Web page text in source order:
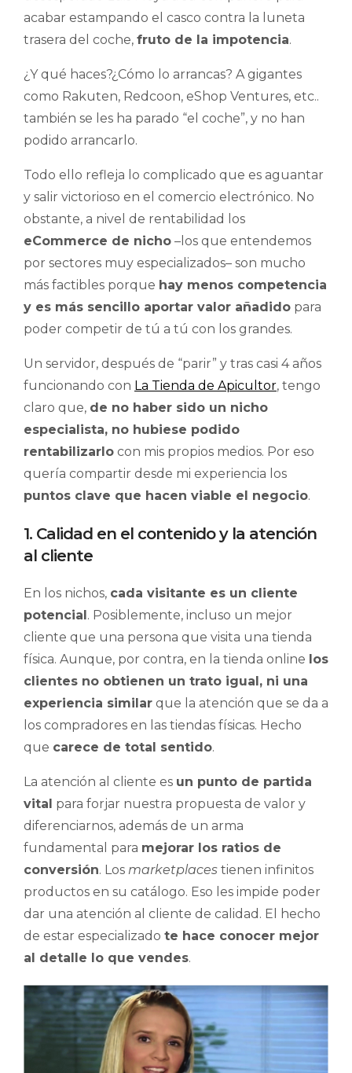
acabar estampando el casco contra la luneta
trasera del coche, fruto de la impotencia.
¿Y qué haces?¿Cómo lo arrancas? A gigantes
como Rakuten, Redcoon, eShop Ventures, etc..
también se les ha parado “el coche”, y no han
podido arrancarlo.
Todo ello refleja lo complicado que es aguantar
y salir victorioso en el comercio electrónico. No
obstante, a nivel de rentabilidad los
eCommerce de nicho –los que entendemos
por sectores muy especializados– son mucho
más factibles porque hay menos competencia
y es más sencillo aportar valor añadido para
poder competir de tú a tú con los grandes.
Un servidor, después de “parir” y tras casi 4 años
funcionando con La Tienda de Apicultor, tengo
claro que, de no haber sido un nicho
especialista, no hubiese podido
rentabilizarlo con mis propios medios. Por eso
quería compartir desde mi experiencia los
puntos clave que hacen viable el negocio.
1. Calidad en el contenido y la atención
al cliente
En los nichos, cada visitante es un cliente
potencial . Posiblemente, incluso un mejor
cliente que una persona que visita una tienda
física. Aunque, por contra, en la tienda online los
clientes no obtienen un trato igual, ni una
experiencia similar que la atención que se da a
los compradores en las tiendas físicas. Hecho
que carece de total sentido.
La atención al cliente es un punto de partida
vital para forjar nuestra propuesta de valor y
diferenciarnos, además de un arma
fundamental para mejorar los ratios de
conversión. Los marketplaces tienen infinitos
productos en su catálogo. Eso les impide poder
dar una atención al cliente de calidad. El hecho
de estar especializado te hace conocer mejor
al detalle lo que vendes.